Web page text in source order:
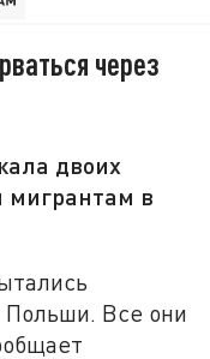
через
двоих
мигрантам в
Польши. Все они